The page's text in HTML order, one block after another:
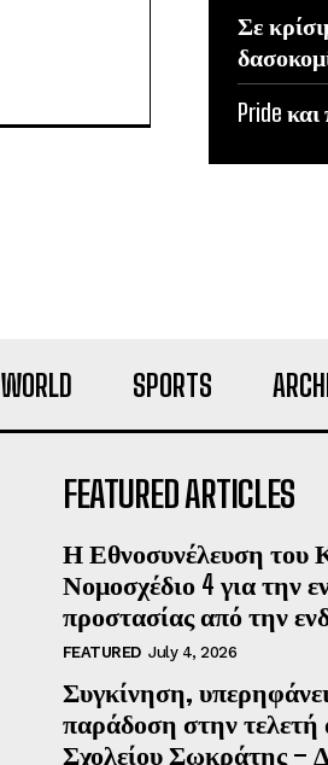
Σε
Pride
WORLD SPORTS
FEATURED ARTICLES
Η Εθνοσυνέλευση του
Νομοσχέδιο 4 για την
προστασίας από την
FEATURED July 4, 2026
Συγκίνηση,
παράδοση στην τελετή
Σχολείου Σωκράτης –